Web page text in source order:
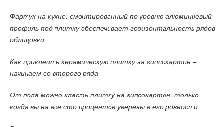
Фартук на кухне: смонтированный по уровню алюминиевый
профиль под плитку обеспечивает горизонтальность рядов
облицовки
Как приклеить керамическую плитку на гипсокартон –
начинаем со второго ряда
От пола можно класть плитку на гипсокартон, только
когда вы на все сто процентов уверены в его ровности